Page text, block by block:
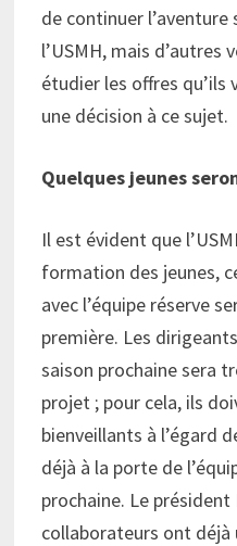
de continuer l’aventure
l’USMH, mais
étudier les offres qu’ils
une décision à ce sujet.
Quelques jeunes
Il est évident que
formation des jeunes,
avec l’équipe réserve
première. Les
saison prochaine sera
projet ; pour cela, ils
bienveillants à l’égard
déjà à la porte de
prochaine. Le
collaborateurs ont déjà